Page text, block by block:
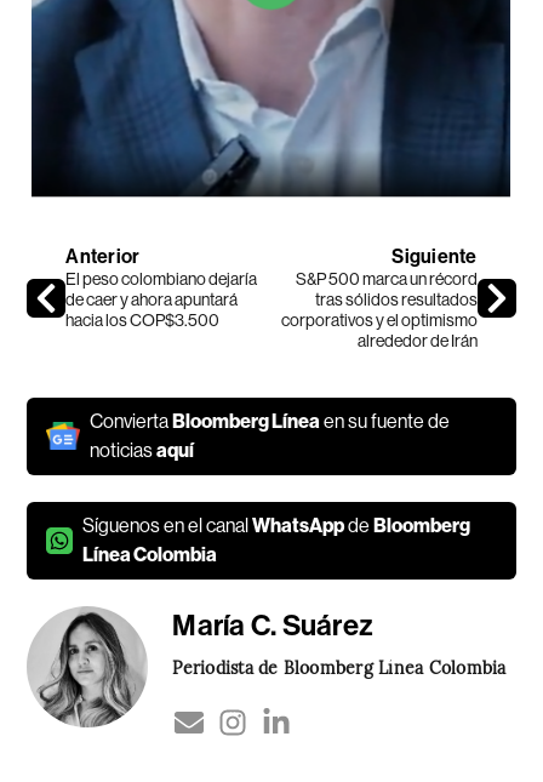
Anterior
El peso colombiano dejaría
de caer y ahora apuntará
hacia los COP$3.500
Siguiente
S&P 500 marca un récord
tras sólidos resultados
corporativos y el optimismo
alrededor de Irán
ConviertaBloomberg Línea en su fuente de
noticiasaquí
Síguenos en el canalWhatsAppdeBloomberg
Línea Colombia
María C. Suárez
Periodista de Bloomberg Línea Colombia